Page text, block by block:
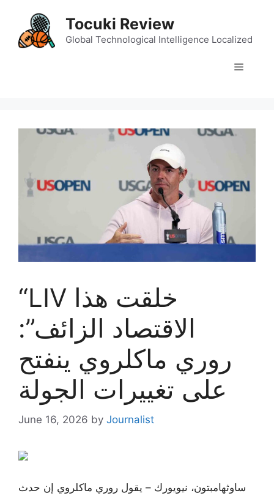
content
Tocuki Review
Global Technological Intelligence Localized
Menu
“LIV خلقت هذا
الاقتصاد الزائف”:
روري ماكلروي ينفتح
على تغييرات الجولة
June 16, 2026 by Journalist
ساوثهامبتون، نيويورك – يقول روري ماكلروي إن حدث